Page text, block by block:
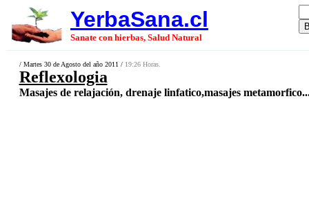
YerbaSana.cl
Sanate con hierbas, Salud Natural
/ Martes 30 de Agosto del año 2011 / 19:26 Horas.
Reflexologia
Masajes de relajación, drenaje linfatico,masajes